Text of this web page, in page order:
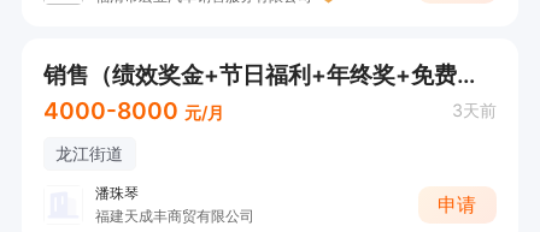
销售（绩效奖金+节日福利+年终奖+免费培训+晋升空间）
4000-8000 元/月 3天前
龙江街道
潘珠琴
福建天成丰商贸有限公司
申请